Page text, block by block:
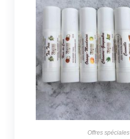
Offres spéciales